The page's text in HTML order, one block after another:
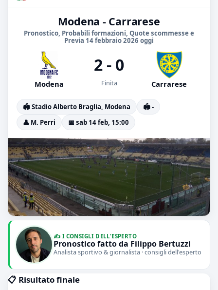
Modena - Carrarese
Pronostico, Probabili formazioni, Quote scommesse e
Previa 14 febbraio 2026 oggi
Modena
2 - 0
Finita Carrarese
🏟️ Stadio Alberto Braglia, Modena
🏟️ -
👤 M. Perri
📅 sab 14 feb, 15:00
✍️ I CONSIGLI DELL'ESPERTO
Pronostico fatto da Filippo Bertuzzi
Analista sportivo & giornalista · consigli dell'esperto
📋 Risultato finale